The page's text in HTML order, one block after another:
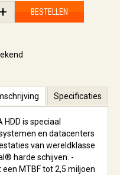
+ BESTELLEN
Specificaties
HDD is speciaal
en datacenters
van wereldklasse
harde schijven. -
MTBF tot 2,5 miljoen